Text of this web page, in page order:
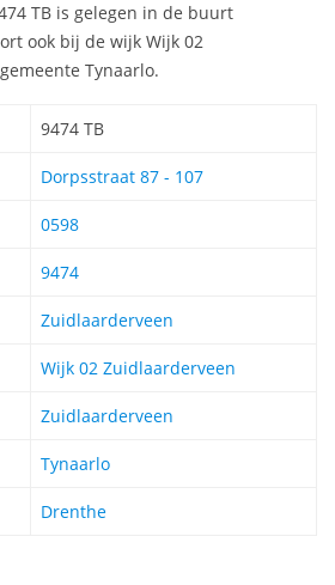
TB is gelegen in de buurt
ook bij de wijk Wijk 02
Tynaarlo.
9474 TB
Dorpsstraat 87 - 107
0598
9474
Zuidlaarderveen
Wijk 02 Zuidlaarderveen
Zuidlaarderveen
Tynaarlo
Drenthe